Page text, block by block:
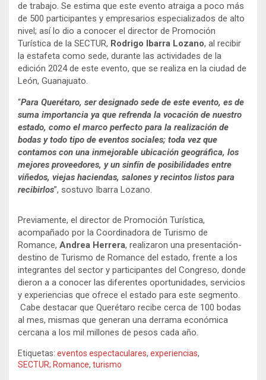
de trabajo. Se estima que este evento atraiga a poco más
de 500 participantes y empresarios especializados de alto
nivel; así lo dio a conocer el director de Promoción
Turística de la SECTUR, Rodrigo Ibarra Lozano, al recibir
la estafeta como sede, durante las actividades de la
edición 2024 de este evento, que se realiza en la ciudad de
León, Guanajuato.
“Para Querétaro, ser designado sede de este evento, es de
suma importancia ya que refrenda la vocación de nuestro
estado, como el marco perfecto para la realización de
bodas y todo tipo de eventos sociales; toda vez que
contamos con una inmejorable ubicación geográfica, los
mejores proveedores, y un sinfín de posibilidades entre
viñedos, viejas haciendas, salones y recintos listos para
recibirlos”, sostuvo Ibarra Lozano.
Previamente, el director de Promoción Turística,
acompañado por la Coordinadora de Turismo de
Romance, Andrea Herrera, realizaron una presentación-
destino de Turismo de Romance del estado, frente a los
integrantes del sector y participantes del Congreso, donde
dieron a a conocer las diferentes oportunidades, servicios
y experiencias que ofrece el estado para este segmento.
Cabe destacar que Querétaro recibe cerca de 100 bodas
al mes, mismas que generan una derrama económica
cercana a los mil millones de pesos cada año.
Etiquetas: eventos espectaculares, experiencias,
SECTUR; Romance, turismo